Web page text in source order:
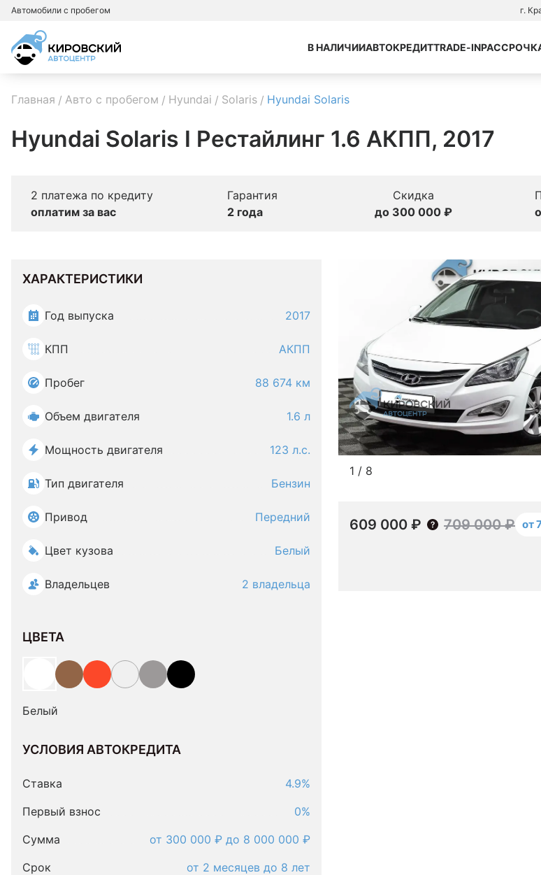
Автомобили с пробегом г.
В НАЛИЧИИАВТОКРЕДИТTRADE-IN
Главная Авто с пробегом Hyundai Solaris Hyundai Solaris
Hyundai Solaris I Рестайлинг 1.6 АКПП, 2017
2 платежа по кредиту
оплатим за вас
Гарантия
2 года
Скидка
до 300 000 ₽
ХАРАКТЕРИСТИКИ
Год выпуска 2017
КПП АКПП
Пробег 88 674 км
Объем двигателя 1.6 л
Мощность двигателя 123 л.с.
Тип двигателя Бензин
Привод Передний
Цвет кузова Белый
Владельцев 2 владельца
ЦВЕТА
Белый
УСЛОВИЯ АВТОКРЕДИТА
Ставка
4.9%
Первый взнос
0%
Сумма
от 300 000 ₽ до 8 000 000 ₽
Срок
от 2 месяцев до 8 лет
1 / 8
609 000 ₽ 709 000 ₽ от